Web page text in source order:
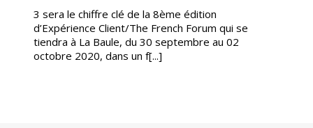
3 sera le chiffre clé de la 8ème édition
d’Expérience Client/The French Forum qui se
tiendra à La Baule, du 30 septembre au 02
octobre 2020, dans un f[...]